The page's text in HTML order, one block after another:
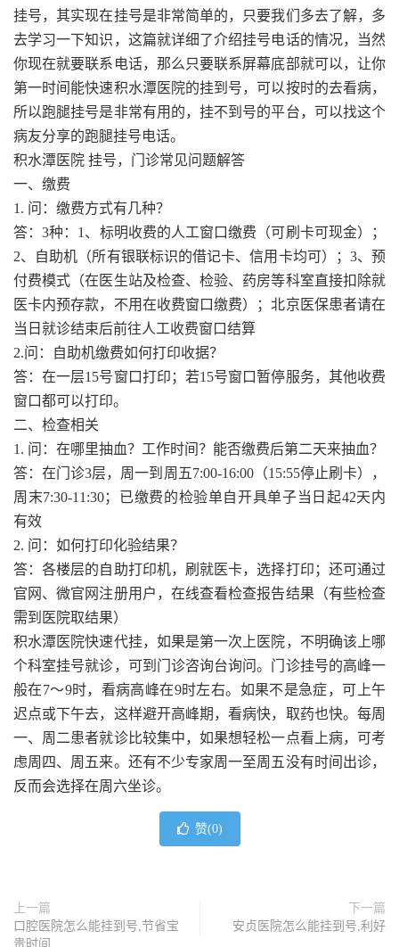
挂号，其实现在挂号是非常简单的，只要我们多去了解，多
去学习一下知识，这篇就详细了介绍挂号电话的情况，当然
你现在就要联系电话，那么只要联系屏幕底部就可以，让你
第一时间能快速积水潭医院的挂到号，可以按时的去看病，
所以跑腿挂号是非常有用的，挂不到号的平台，可以找这个
病友分享的跑腿挂号电话。
积水潭医院 挂号，门诊常见问题解答
一、缴费
1. 问：缴费方式有几种？
答：3种：1、标明收费的人工窗口缴费（可刷卡可现金）；
2、自助机（所有银联标识的借记卡、信用卡均可）；3、预
付费模式（在医生站及检查、检验、药房等科室直接扣除就
医卡内预存款，不用在收费窗口缴费）；北京医保患者请在
当日就诊结束后前往人工收费窗口结算
2.问：自助机缴费如何打印收据？
答：在一层15号窗口打印；若15号窗口暂停服务，其他收费
窗口都可以打印。
二、检查相关
1. 问：在哪里抽血？工作时间？能否缴费后第二天来抽血？
答：在门诊3层，周一到周五7:00-16:00（15:55停止刷卡），
周末7:30-11:30；已缴费的检验单自开具单子当日起42天内
有效
2. 问：如何打印化验结果？
答：各楼层的自助打印机，刷就医卡，选择打印；还可通过
官网、微官网注册用户，在线查看检查报告结果（有些检查
需到医院取结果）
积水潭医院快速代挂，如果是第一次上医院，不明确该上哪
个科室挂号就诊，可到门诊咨询台询问。门诊挂号的高峰一
般在7～9时，看病高峰在9时左右。如果不是急症，可上午
迟点或下午去，这样避开高峰期，看病快，取药也快。每周
一、周二患者就诊比较集中，如果想轻松一点看上病，可考
虑周四、周五来。还有不少专家周一至周五没有时间出诊，
反而会选择在周六坐诊。
赞(0)
上一篇
口腔医院怎么能挂到号,节省宝
贵时间
下一篇
安贞医院怎么能挂到号,利好